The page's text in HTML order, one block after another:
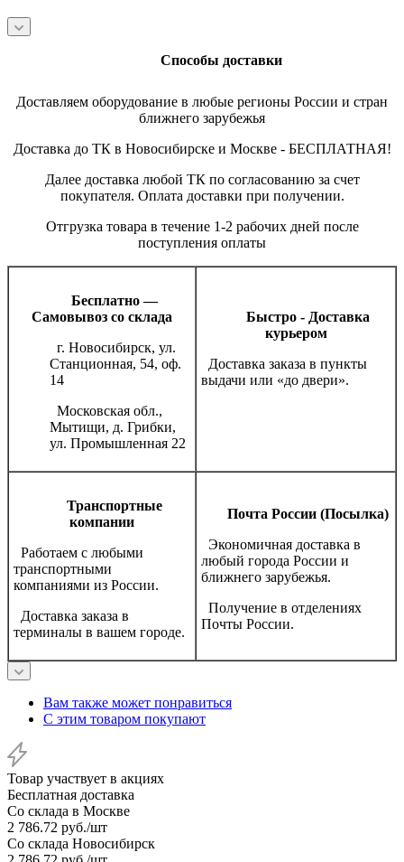
Способы доставки
Доставляем оборудование в любые регионы России и стран
ближнего зарубежья
Доставка до ТК в Новосибирске и Москве - БЕСПЛАТНАЯ!
Далее доставка любой ТК по согласованию за счет
покупателя. Оплата доставки при получении.
Отгрузка товара в течение 1-2 рабочих дней после
поступления оплаты
Бесплатно —
Самовывоз со склада
г. Новосибирск, ул.
Станционная, 54, оф.
14
Московская обл.,
Мытищи, д. Грибки,
ул. Промышленная 22
Быстро - Доставка
курьером
Доставка заказа в пункты
выдачи или «до двери».
Транспортные
компании
Работаем с любыми
транспортными
компаниями из России.
Доставка заказа в
терминалы в вашем городе.
Почта России (Посылка)
Экономичная доставка в
любый города России и
ближнего зарубежья.
Получение в отделениях
Почты России.
Вам также может понравиться
С этим товаром покупают
Товар участвует в акциях
Бесплатная доставка
Со склада в Москве
2 786.72 руб./шт
Со склада Новосибирск